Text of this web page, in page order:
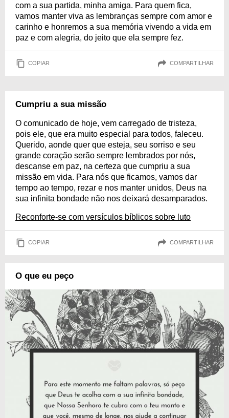
com a sua partida, minha amiga. Para quem fica,
vamos manter viva as lembranças sempre com amor e
carinho e honremos a sua memória vivendo a vida em
paz e com alegria, do jeito que ela sempre fez.
COPIAR COMPARTILHAR
Cumpriu a sua missão
O comunicado de hoje, vem carregado de tristeza,
pois ele, que era muito especial para todos, faleceu.
Querido, aonde quer que esteja, seu sorriso e seu
grande coração serão sempre lembrados por nós,
descanse em paz, na certeza que cumpriu a sua
missão em vida. Para nós que ficamos, vamos dar
tempo ao tempo, rezar e nos manter unidos, Deus na
sua infinita bondade não nos deixará desamparados.
Reconforte-se com versículos bíblicos sobre luto
COPIAR COMPARTILHAR
O que eu peço